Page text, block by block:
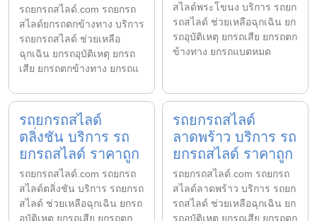
รถยกรถสไลด์.com รถยกรถ
สไลด์ยกรถตกข้างทาง บริการ
รถยกรถสไลด์ ช่วยเหลือ
ฉุกเฉิน ยกรถอุบัติเหตุ ยกรถ
เสีย ยกรถตกข้างทาง ยกรถแ
สไลด์พระโขนง บริการ รถยก
รถสไลด์ ช่วยเหลือฉุกเฉิน ยก
รถอุบัติเหตุ ยกรถเสีย ยกรถตก
ข้างทาง ยกรถแบตหมด
รถยกรถสไลด์
ตลิ่งชัน บริการ รถ
ยกรถสไลด์ ราคาถูก
รถยกรถสไลด์.com รถยกรถ
สไลด์ตลิ่งชัน บริการ รถยกรถ
สไลด์ ช่วยเหลือฉุกเฉิน ยกรถ
อุบัติเหตุ ยกรถเสีย ยกรถตก
รถยกรถสไลด์
ลาดพร้าว บริการ รถ
ยกรถสไลด์ ราคาถูก
รถยกรถสไลด์.com รถยกรถ
สไลด์ลาดพร้าว บริการ รถยก
รถสไลด์ ช่วยเหลือฉุกเฉิน ยก
รถอุบัติเหตุ ยกรถเสีย ยกรถตก